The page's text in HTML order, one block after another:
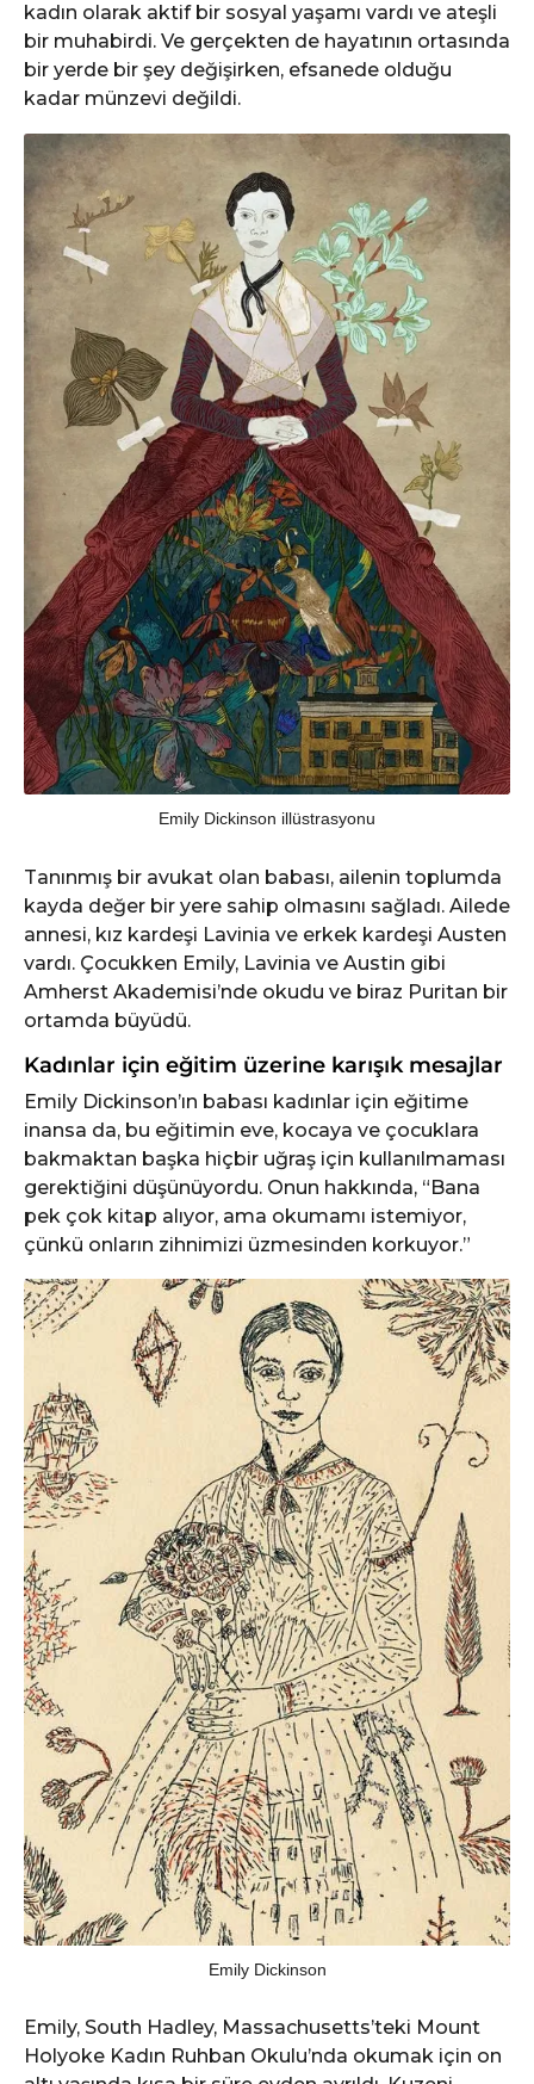
kadın olarak aktif bir sosyal yaşamı vardı ve ateşli
bir muhabirdi. Ve gerçekten de hayatının ortasında
bir yerde bir şey değişirken, efsanede olduğu
kadar münzevi değildi.
Emily Dickinson illüstrasyonu
Tanınmış bir avukat olan babası, ailenin toplumda
kayda değer bir yere sahip olmasını sağladı. Ailede
annesi, kız kardeşi Lavinia ve erkek kardeşi Austen
vardı. Çocukken Emily, Lavinia ve Austin gibi
Amherst Akademisi’nde okudu ve biraz Puritan bir
ortamda büyüdü.
Kadınlar için eğitim üzerine karışık mesajlar
Emily Dickinson’ın babası kadınlar için eğitime
inansa da, bu eğitimin eve, kocaya ve çocuklara
bakmaktan başka hiçbir uğraş için kullanılmaması
gerektiğini düşünüyordu. Onun hakkında, “Bana
pek çok kitap alıyor, ama okumamı istemiyor,
çünkü onların zihnimizi üzmesinden korkuyor.”
Emily Dickinson
Emily, South Hadley, Massachusetts’teki Mount
Holyoke Kadın Ruhban Okulu’nda okumak için on